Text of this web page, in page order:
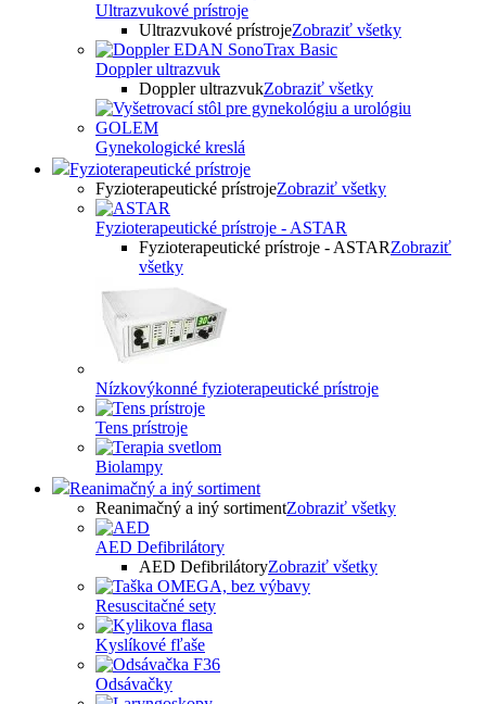
Ultrazvukové prístroje
Ultrazvukové prístrojeZobraziť všetky
Doppler ultrazvuk
Doppler ultrazvukZobraziť všetky
Gynekologické kreslá
Fyzioterapeutické prístroje
Fyzioterapeutické prístrojeZobraziť všetky
Fyzioterapeutické prístroje - ASTAR
Fyzioterapeutické prístroje - ASTARZobraziť
všetky
Nízkovýkonné fyzioterapeutické prístroje
Tens prístroje
Biolampy
Reanimačný a iný sortiment
Reanimačný a iný sortimentZobraziť všetky
AED Defibrilátory
AED DefibrilátoryZobraziť všetky
Resuscitačné sety
Kyslíkové fľaše
Odsávačky